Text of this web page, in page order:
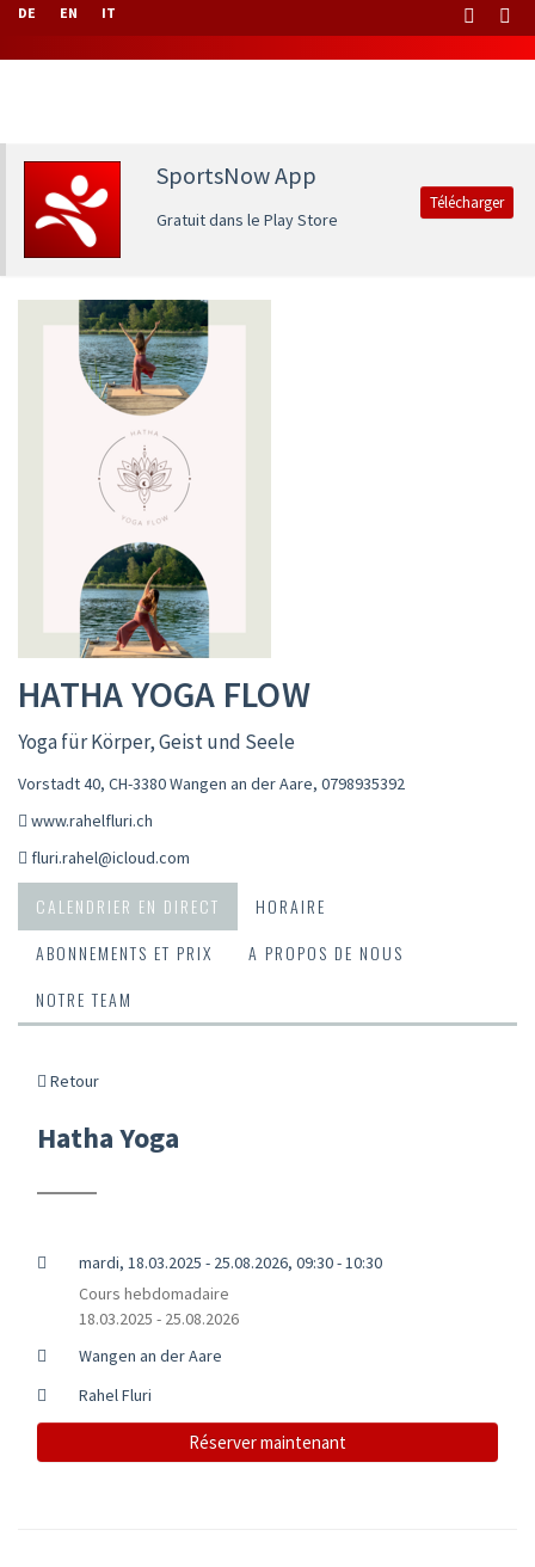
DE EN IT
SportsNow App
Gratuit dans le Play Store
Télécharger
HATHA YOGA FLOW
Yoga für Körper, Geist und Seele
Vorstadt 40, CH-3380 Wangen an der Aare, 0798935392
www.rahelfluri.ch
fluri.rahel@icloud.com
CALENDRIER EN DIRECT
HORAIRE
ABONNEMENTS ET PRIX
A PROPOS DE NOUS
NOTRE TEAM
Retour
Hatha Yoga
mardi, 18.03.2025 - 25.08.2026, 09:30 - 10:30
Cours hebdomadaire
18.03.2025 - 25.08.2026
Wangen an der Aare
Rahel Fluri
Réserver maintenant